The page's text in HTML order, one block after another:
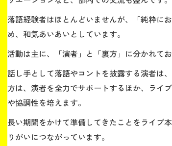
生涯学習・社会連携
入試情報サイト
2026年9月入学者向け 新入生サイト
落語経験者はほとんどいませんが、「純粋に
め、和気あいあいとしています。
活動は主に、「演者」と「裏方」に分かれて
話し手として落語やコントを披露する演者は
方は、演者を全力でサポートするほか、ライ
や協調性を培えます。
長い期間をかけて準備してきたことをライブ
りがいにつながっています。